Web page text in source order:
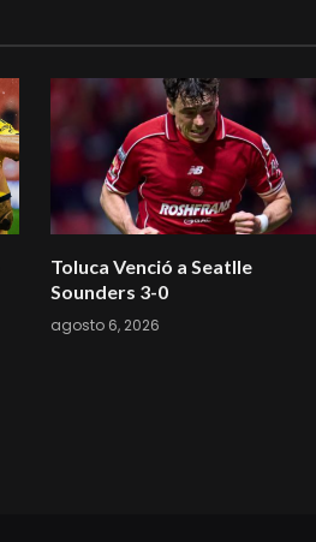
Toluca Venció a Seatlle
Sounders 3-0
agosto 6, 2026